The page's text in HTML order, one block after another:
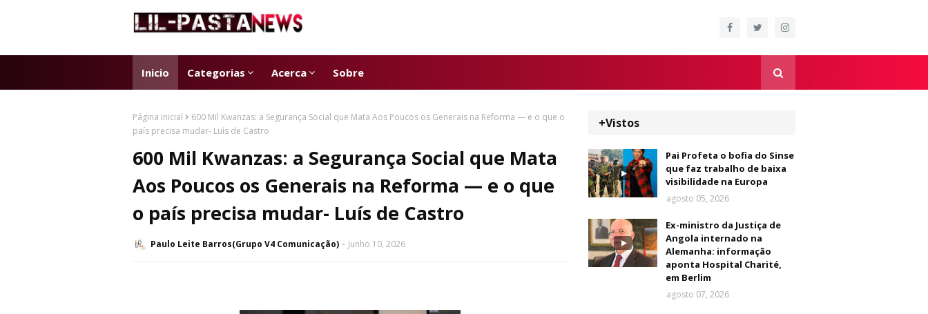
Inicio Categorias Acerca Sobre
Página inicial
600 Mil Kwanzas: a Segurança Social que Mata Aos Poucos os Generais na Reforma — e o que o
país precisa mudar- Luís de Castro
600 Mil Kwanzas: a Segurança Social que Mata
Aos Poucos os Generais na Reforma — e o que
o país precisa mudar- Luís de Castro
Paulo Leite Barros(Grupo V4 Comunicação) junho 10, 2026
+Vistos
Pai Profeta o bofia do Sinse
que faz trabalho de baixa
visibilidade na Europa
agosto 05, 2026
Ex-ministro da Justiça de
Angola internado na
Alemanha: informação
aponta Hospital Charité,
em Berlim
agosto 07, 2026